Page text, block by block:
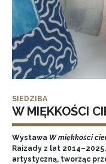
SIEDZIBA
W MIĘKKOŚCI
Wystawa W miękkości
Raizady z lat
artystyczną, tworząc